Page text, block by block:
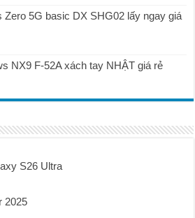
Zero 5G basic DX SHG02 lấy ngay giá
NX9 F-52A xách tay NHẬT giá rẻ
S26 Ultra
2025